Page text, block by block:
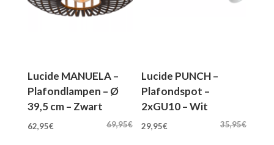
Lucide MANUELA –
Plafondlampen – Ø
39,5 cm – Zwart
69,95€
Oorspronkelijke
62,95€Huidige
Lucide PUNCH –
Plafondspot –
2xGU10 – Wit
35,95€
Oorspronkelijke
29,95€